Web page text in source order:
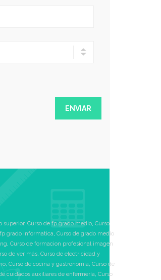
superior, Curso de fp grado medio, Curso
grado informatica, Curso de grado medio
, Curso de formacion profesional imagen
de ver más, Curso de electricidad y
, Curso de cocina y gastronomía, Curso de
cuidados auxiliares de enfermería, Curso